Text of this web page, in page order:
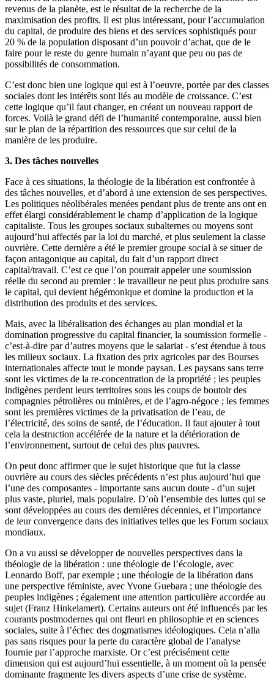
revenus de la planète, est le résultat de la recherche de la
maximisation des profits. Il est plus intéressant, pour l’accumulation
du capital, de produire des biens et des services sophistiqués pour
20 % de la population disposant d’un pouvoir d’achat, que de le
faire pour le reste du genre humain n’ayant que peu ou pas de
possibilités de consommation.
C’est donc bien une logique qui est à l’oeuvre, portée par des classes
sociales dont les intérêts sont liés au modèle de croissance. C’est
cette logique qu’il faut changer, en créant un nouveau rapport de
forces. Voilà le grand défi de l’humanité contemporaine, aussi bien
sur le plan de la répartition des ressources que sur celui de la
manière de les produire.
3. Des tâches nouvelles
Face à ces situations, la théologie de la libération est confrontée à
des tâches nouvelles, et d’abord à une extension de ses perspectives.
Les politiques néolibérales menées pendant plus de trente ans ont en
effet élargi considérablement le champ d’application de la logique
capitaliste. Tous les groupes sociaux subalternes ou moyens sont
aujourd’hui affectés par la loi du marché, et plus seulement la classe
ouvrière. Cette dernière a été le premier groupe social à se situer de
façon antagonique au capital, du fait d’un rapport direct
capital/travail. C’est ce que l’on pourrait appeler une soumission
réelle du second au premier : le travailleur ne peut plus produire sans
le capital, qui devient hégémonique et domine la production et la
distribution des produits et des services.
Mais, avec la libéralisation des échanges au plan mondial et la
domination progressive du capital financier, la soumission formelle -
c’est-à-dire par d’autres moyens que le salariat - s’est étendue à tous
les milieux sociaux. La fixation des prix agricoles par des Bourses
internationales affecte tout le monde paysan. Les paysans sans terre
sont les victimes de la re-concentration de la propriété ; les peuples
indigènes perdent leurs territoires sous les coups de boutoir des
compagnies pétrolières ou minières, et de l’agro-négoce ; les femmes
sont les premières victimes de la privatisation de l’eau, de
l’électricité, des soins de santé, de l’éducation. Il faut ajouter à tout
cela la destruction accélérée de la nature et la détérioration de
l’environnement, surtout de celui des plus pauvres.
On peut donc affirmer que le sujet historique que fut la classe
ouvrière au cours des siècles précédents n’est plus aujourd’hui que
l’une des composantes - importante sans aucun doute - d’un sujet
plus vaste, pluriel, mais populaire. D’où l’ensemble des luttes qui se
sont développées au cours des dernières décennies, et l’importance
de leur convergence dans des initiatives telles que les Forum sociaux
mondiaux.
On a vu aussi se développer de nouvelles perspectives dans la
théologie de la libération : une théologie de l’écologie, avec
Leonardo Boff, par exemple ; une théologie de la libération dans
une perspective féministe, avec Yvone Guebara ; une théologie des
peuples indigènes ; également une attention particulière accordée au
sujet (Franz Hinkelamert). Certains auteurs ont été influencés par les
courants postmodernes qui ont fleuri en philosophie et en sciences
sociales, suite à l’échec des dogmatismes idéologiques. Cela n’alla
pas sans risques pour la perte du caractère global de l’analyse
fournie par l’approche marxiste. Or c’est précisément cette
dimension qui est aujourd’hui essentielle, à un moment où la pensée
dominante fragmente les divers aspects d’une crise de système.